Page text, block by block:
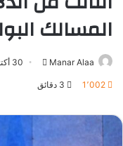
المسالك
Manar Alaa
أرسل 30 أكتوبر، 2025
1٬002